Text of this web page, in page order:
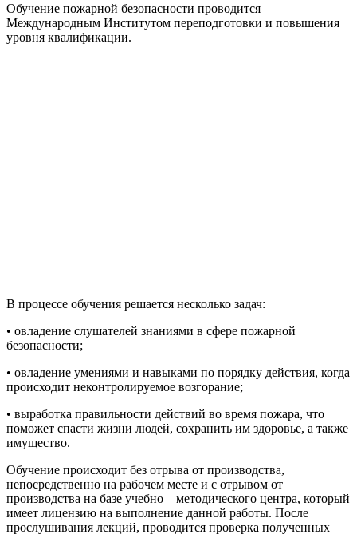
Обучение пожарной безопасности проводится
Международным Институтом переподготовки и повышения
уровня квалификации.
В процессе обучения решается несколько задач:
• овладение слушателей знаниями в сфере пожарной
безопасности;
• овладение умениями и навыками по порядку действия, когда
происходит неконтролируемое возгорание;
• выработка правильности действий во время пожара, что
поможет спасти жизни людей, сохранить им здоровье, а также
имущество.
Обучение происходит без отрыва от производства,
непосредственно на рабочем месте и с отрывом от
производства на базе учебно – методического центра, который
имеет лицензию на выполнение данной работы. После
прослушивания лекций, проводится проверка полученных